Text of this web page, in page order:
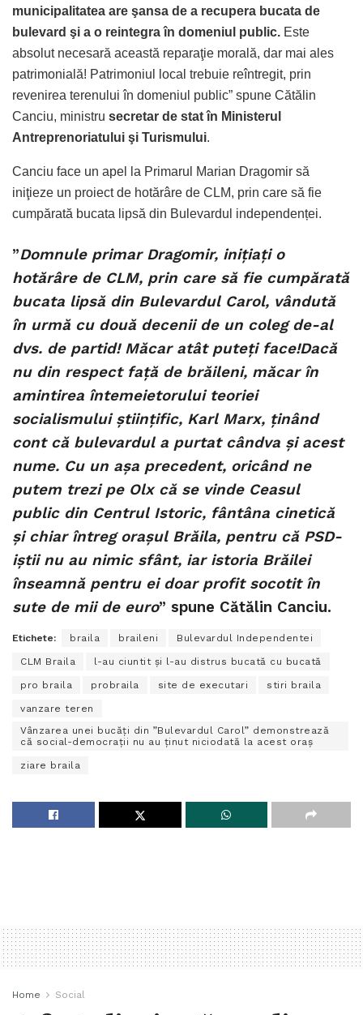
municipalitatea are şansa de a recupera bucata de
bulevard şi a o reintegra în domeniul public. Este
absolut necesară această reparaţie morală, dar mai ales
patrimonială! Patrimoniul local trebuie reîntregit, prin
revenirea terenului în domeniul public” spune Cătălin
Canciu, ministru secretar de stat în Ministerul
Antreprenoriatului şi Turismului.
Canciu face un apel la Primarul Marian Dragomir să
iniţieze un proiect de hotărâre de CLM, prin care să fie
cumpărată bucata lipsă din Bulevardul independenței.
”Domnule primar Dragomir, iniţiaţi o
hotărâre de CLM, prin care să fie cumpărată
bucata lipsă din Bulevardul Carol, vândută
în urmă cu două decenii de un coleg de-al
dvs. de partid! Măcar atât puteţi face!Dacă
nu din respect faţă de brăileni, măcar în
amintirea întemeietorului teoriei
socialismului ştiinţific, Karl Marx, ţinând
cont că bulevardul a purtat cândva şi acest
nume. Cu un aşa precedent, oricând ne
putem trezi pe Olx că se vinde Ceasul
public din Centrul Istoric, fântâna cinetică
şi chiar întreg oraşul Brăila, pentru că PSD-
iştii nu au nimic sfânt, iar istoria Brăilei
înseamnă pentru ei doar profit socotit în
sute de mii de euro” spune Cătălin Canciu.
Etichete: braila braileni Bulevardul Independentei
CLM Braila l-au ciuntit şi l-au distrus bucată cu bucată
pro braila probraila site de executari stiri braila
vanzare teren
Vânzarea unei bucăţi din ”Bulevardul Carol” demonstrează
că social-democraţii nu au ţinut niciodată la acest oraş
ziare braila
Home Social